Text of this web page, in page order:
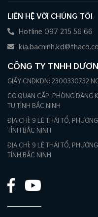
LIÊN HỆ VỚI CHÚNG TÔI
Hotline 097 215 56 66
CÔNG TY TNHH
GIẤY CNĐKDN: 2300330732
CƠ QUAN CẤP: PHÒNG ĐĂNG
TƯ TỈNH BẮC NINH
ĐỊA CHỈ: 9 LÊ THÁI TỔ,
TỈNH BẮC NINH
ĐỊA CHỈ: 9 LÊ THÁI TỔ,
TỈNH BẮC NINH